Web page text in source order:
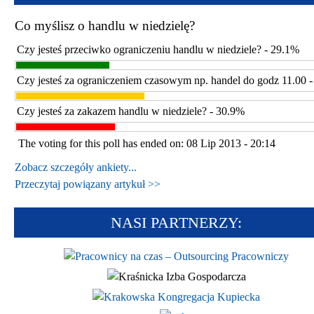
Co myślisz o handlu w niedzielę?
Czy jesteś przeciwko ograniczeniu handlu w niedziele? - 29.1%
Czy jesteś za ograniczeniem czasowym np. handel do godz 11.00
Czy jesteś za zakazem handlu w niedziele? - 30.9%
The voting for this poll has ended on: 08 Lip 2013 - 20:14
Zobacz szczegóły ankiety...
Przeczytaj powiązany artykuł >>
NASI PARTNERZY: